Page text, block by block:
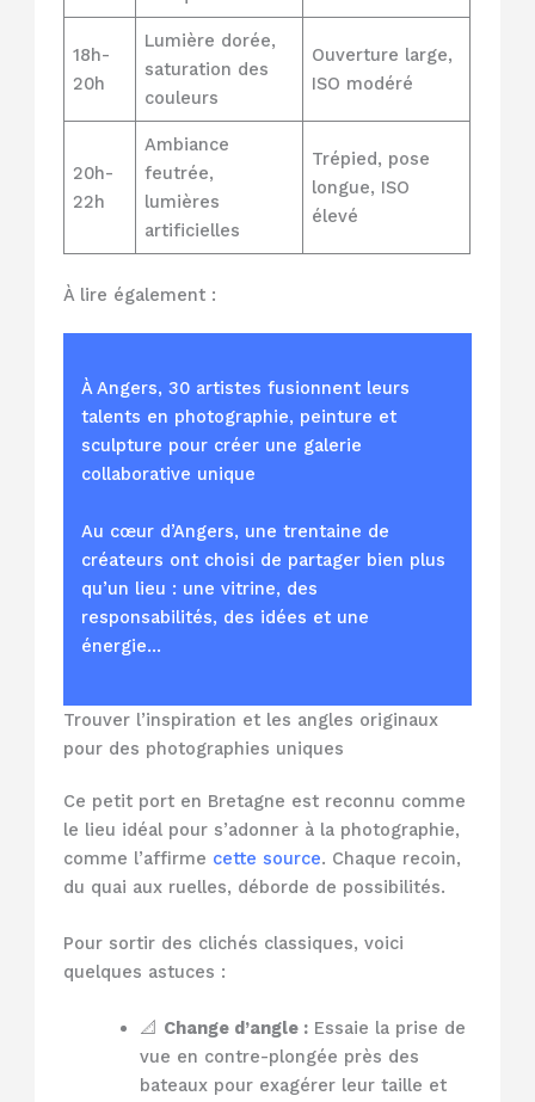
18h-
20h
Lumière dorée,
saturation des
couleurs
Ouverture large,
ISO modéré
20h-
22h
Ambiance
feutrée,
lumières
artificielles
Trépied, pose
longue, ISO
élevé
À lire également :
À Angers, 30 artistes fusionnent leurs
talents en photographie, peinture et
sculpture pour créer une galerie
collaborative unique
Au cœur d’Angers, une trentaine de
créateurs ont choisi de partager bien plus
qu’un lieu : une vitrine, des
responsabilités, des idées et une
énergie…
Trouver l’inspiration et les angles originaux
pour des photographies uniques
Ce petit port en Bretagne est reconnu comme
le lieu idéal pour s’adonner à la photographie,
comme l’affirme cette source. Chaque recoin,
du quai aux ruelles, déborde de possibilités.
Pour sortir des clichés classiques, voici
quelques astuces :
📐 Change d’angle :Essaie la prise de
vue en contre-plongée près des
bateaux pour exagérer leur taille et